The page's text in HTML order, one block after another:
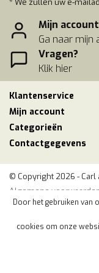
Mijn account
Ga naar mijn
Vragen?
Klik hier
Klantenservice
Mijn account
Categorieën
Contactgegevens
© Copyright 2026 - Carl
Algemene
Door het gebruiken van
cookies om onze